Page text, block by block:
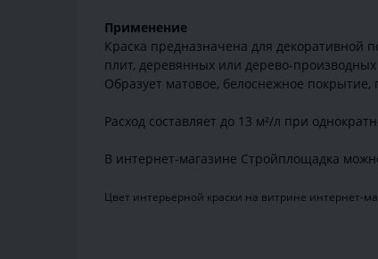
Применение
Краска предназначена для декоративной
плит, деревянных или дерево-
Образует матовое, белоснежное
Расход составляет дo 13 м²/л при
В интернет-магазине Стройплощадка
Цвет интерьерной краски на витрине интернет-